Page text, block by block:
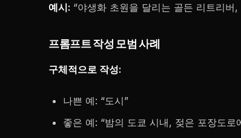
예시: “야생화 초원을 달리는 골든 리트리
프롬프트 작성 모범 사례
구체적으로 작성:
나쁜 예: “도시”
좋은 예: “밤의 도쿄 시내, 젖은 포장도로